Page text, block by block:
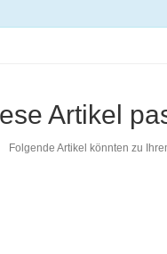
Artikel
Folgende Artikel könnten zu